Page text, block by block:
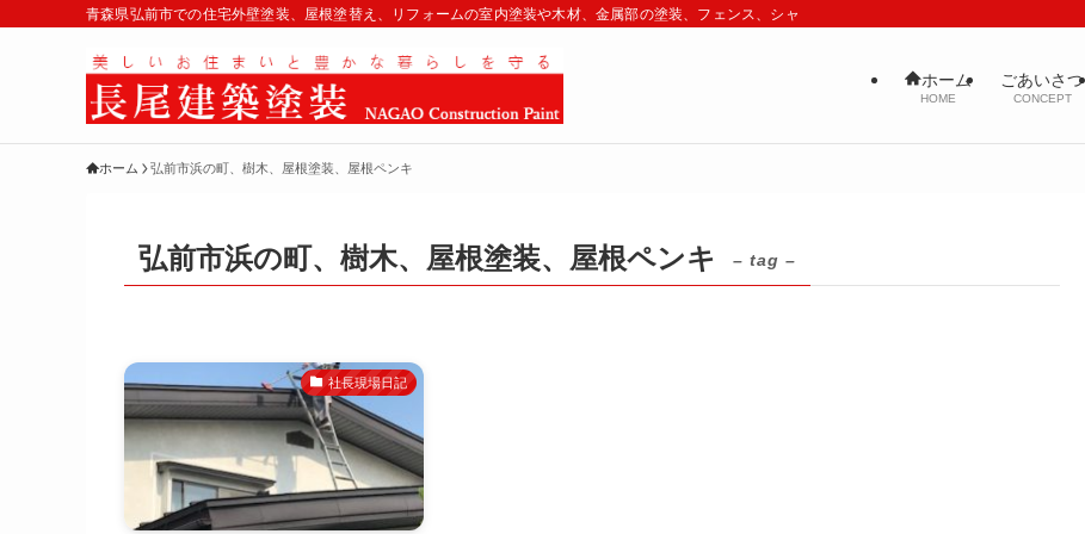
青森県弘前市での住宅外壁塗装、屋根塗替え、リフォームの室内塗装や木材、金属部の塗装、フェンス、シャッター、鉄骨工事までお客様のご期待以上
ホーム
HOME
ごあいさつ
CONCEPT
ホーム 弘前市浜の町、樹木、屋根塗装、屋根ペンキ
弘前市浜の町、樹木、屋根塗装、屋根ペンキ – tag –
社長現場日記